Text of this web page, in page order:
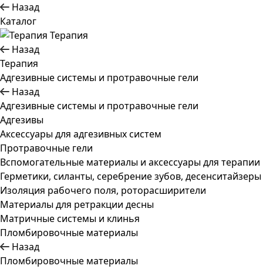
Назад
Каталог
Терапия
Назад
Терапия
Адгезивные системы и протравочные гели
Назад
Адгезивные системы и протравочные гели
Адгезивы
Аксессуары для адгезивных систем
Протравочные гели
Вспомогательные материалы и аксессуары для терапии
Герметики, силанты, серебрение зубов, десенситайзеры
Изоляция рабочего поля, роторасширители
Материалы для ретракции десны
Матричные системы и клинья
Пломбировочные материалы
Назад
Пломбировочные материалы